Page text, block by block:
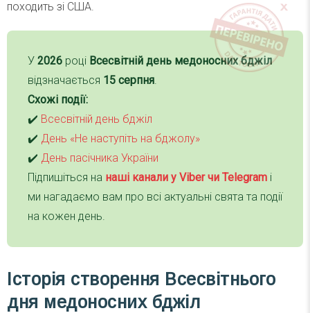
походить зі США.
У 2026 році Всесвітній день медоносних бджіл
відзначається 15 серпня.
Схожі події:
✔️ Всесвітній день бджіл
✔️ День «Не наступіть на бджолу»
✔️ День пасічника України
Підпишіться на наші канали у Viber чи Telegram і
ми нагадаємо вам про всі актуальні свята та події
на кожен день.
Історія створення Всесвітнього
дня медоносних бджіл